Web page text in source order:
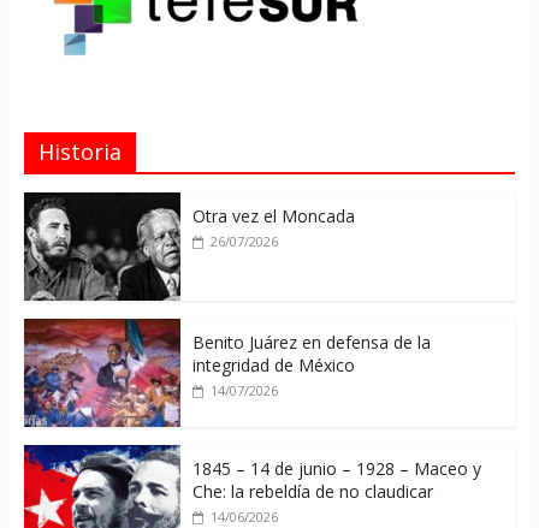
Historia
Otra vez el Moncada
26/07/2026
Benito Juárez en defensa de la
integridad de México
14/07/2026
1845 – 14 de junio – 1928 – Maceo y
Che: la rebeldía de no claudicar
14/06/2026